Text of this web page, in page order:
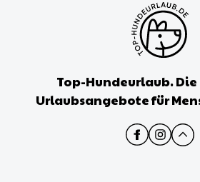
Top-Hundeurlaub. Die
Urlaubsangebote für